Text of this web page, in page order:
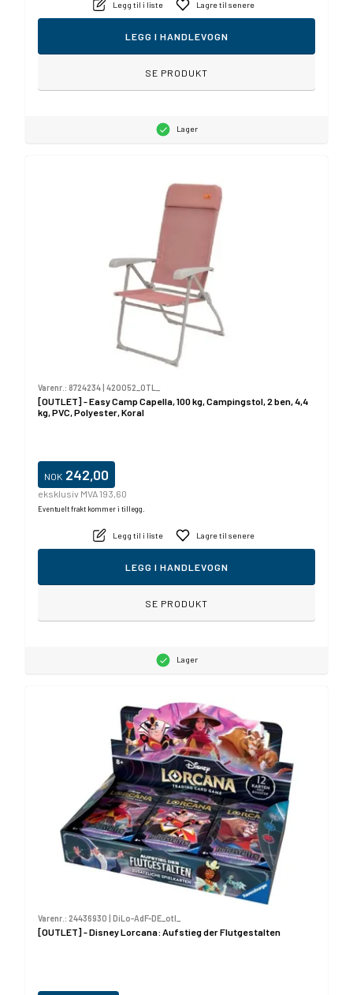
Legg til i liste Lagre til senere
LEGG I HANDLEVOGN
SE PRODUKT
Lager
Varenr.: 8724234| 420052_OTL_
[OUTLET] - Easy Camp Capella, 100 kg, Campingstol, 2 ben, 4,4
kg, PVC, Polyester, Koral
NOK 242,00
eksklusiv MVA 193,60
Eventuelt frakt kommer i tillegg.
Legg til i liste Lagre til senere
LEGG I HANDLEVOGN
SE PRODUKT
Lager
Varenr.: 24436930 | DiLo-AdF-DE_otl_
[OUTLET] - Disney Lorcana: Aufstieg der Flutgestalten